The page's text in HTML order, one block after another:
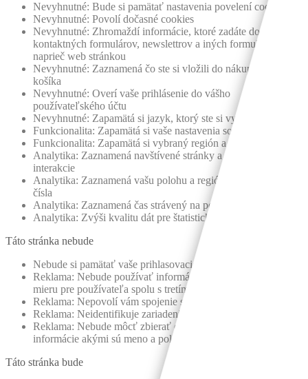
Nevyhnutné: Bude si pamätať nastavenia povelení cookies
Nevyhnutné: Povolí dočasné cookies
Nevyhnutné: Zhromaždí informácie, ktoré zadáte do
kontaktných formulárov, newslettrov a iných formulárov
naprieč web stránkou
Nevyhnutné: Zaznamená čo ste si vložili do nákupného
košíka
Nevyhnutné: Overí vaše prihlásenie do vášho
používateľského účtu
Nevyhnutné: Zapamätá si jazyk, ktorý ste si vybrali
Funkcionalita: Zapamätá si vaše nastavenia sociálnych médií
Funkcionalita: Zapamätá si vybraný región a krajinu
Analytika: Zaznamená navštívené stránky a uskutočnené
interakcie
Analytika: Zaznamená vašu polohu a región na základe IP
čísla
Analytika: Zaznamená čas strávený na podstránke
Analytika: Zvýši kvalitu dát pre štatistické zistenia a funkcie
Táto stránka nebude
Nebude si pamätať vaše prihlasovacie údaje
Reklama: Nebude používať informácie pre reklamné účely na
mieru pre používateľa spolu s tretími stranami
Reklama: Nepovolí vám spojenie so sociálnymi sieťami
Reklama: Neidentifikuje zariadenie, ktoré používate
Reklama: Nebude môcť zbierať osobné identifikačné
informácie akými sú meno a poloha
Táto stránka bude